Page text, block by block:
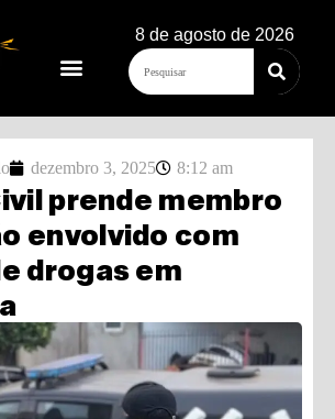
8 de agosto de 2026
dezembro 3, 2025 8:12 am
prende membro
envolvido com
drogas em